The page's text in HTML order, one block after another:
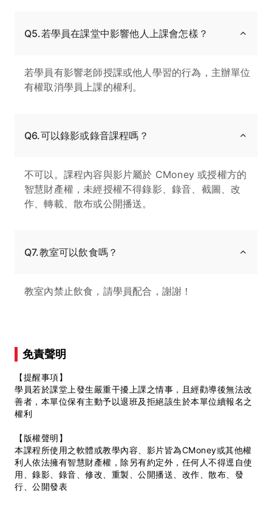
Q5.若學員在課堂中影響他人上課會怎樣？
若學員有影響老師授課或他人學習的行為，主辦單位
有權取消學員上課的權利。
Q6.可以錄影或錄音課程嗎？
不可以。課程內容與影片屬於 CMoney 或授權方的
智慧財產權，未經授權不得錄影、錄音、截圖、改
作、轉載、散布或公開播送。
Q7.教室可以飲食嗎？
教室內禁止飲食，請學員配合，謝謝！
免責聲明
【提醒事項】
學員若於課堂上發生嚴重干擾上課之情事，且經勸導後無法改
善者，本單位保有主動予以退班及拒絕該生於本單位續報名之
權利
【版權聲明】
本課程所使用之軟體或教學內容、影片皆為CMoney或其他權
利人依法擁有智慧財產權，除另有約定外，任何人不得逕自使
用、錄影、錄音、修改、重製、公開播送、改作、散布、發
行、公開發表